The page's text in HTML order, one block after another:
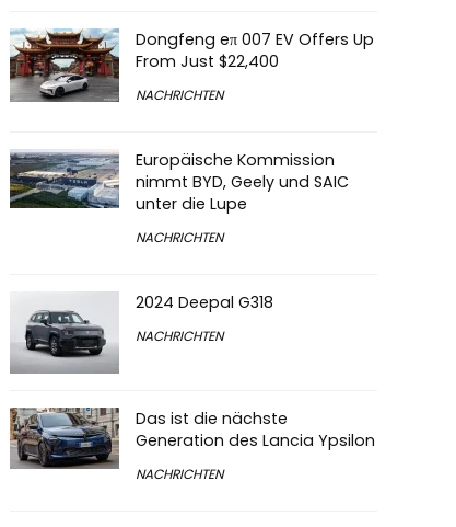
Dongfeng eπ 007 EV Offers Up
From Just $22,400
NACHRICHTEN
Europäische Kommission
nimmt BYD, Geely und SAIC
unter die Lupe
NACHRICHTEN
2024 Deepal G318
NACHRICHTEN
Das ist die nächste
Generation des Lancia Ypsilon
NACHRICHTEN